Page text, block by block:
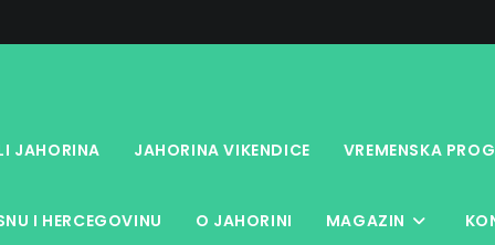
JAHORINA JAHORINA VIKENDICE VREMENSKA
I HERCEGOVINU O JAHORINI MAGAZIN